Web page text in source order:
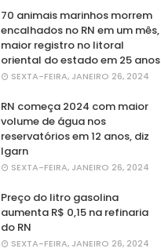
70 animais marinhos morrem
encalhados no RN em um mês,
maior registro no litoral
oriental do estado em 25 anos
SEXTA-FEIRA, JANEIRO 26, 2024
RN começa 2024 com maior
volume de água nos
reservatórios em 12 anos, diz
Igarn
SEXTA-FEIRA, JANEIRO 26, 2024
Preço do litro gasolina
aumenta R$ 0,15 na refinaria
do RN
SEXTA-FEIRA, JANEIRO 26, 2024